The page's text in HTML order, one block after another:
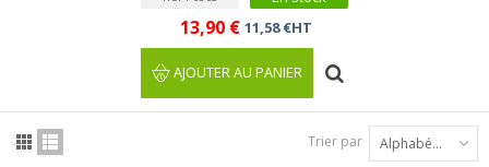
13,90 € 11,58 €HT
AJOUTER AU PANIER
Trier par Alphabétique : A à Z